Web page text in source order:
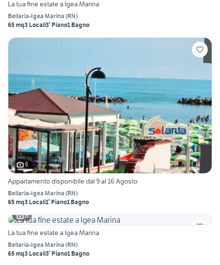
La tua fine estate a Igea Marina
Bellaria-Igea Marina (RN)
65 mq3 Locali3° Piano1 Bagno
6
Appartamento disponibile dal 9 al 16 Agosto
Bellaria-Igea Marina (RN)
65 mq3 Locali1° Piano1 Bagno
6
La tua fine estate a Igea Marina
Bellaria-Igea Marina (RN)
65 mq3 Locali3° Piano1 Bagno